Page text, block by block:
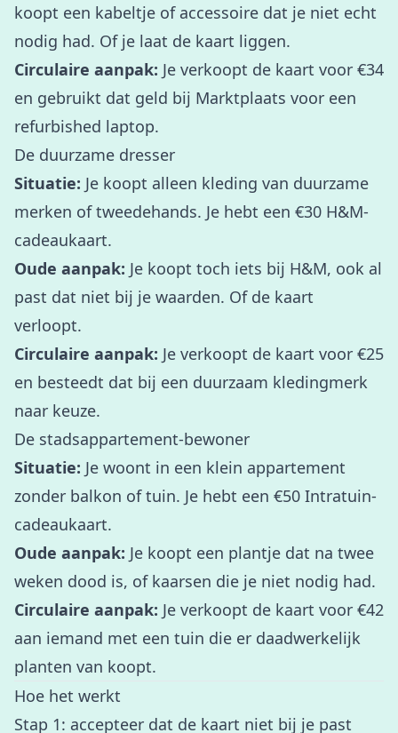
koopt een kabeltje of accessoire dat je niet echt
nodig had. Of je laat de kaart liggen.
Circulaire aanpak: Je verkoopt de kaart voor €34
en gebruikt dat geld bij Marktplaats voor een
refurbished laptop.
De duurzame dresser
Situatie: Je koopt alleen kleding van duurzame
merken of tweedehands. Je hebt een €30 H&M-
cadeaukaart.
Oude aanpak: Je koopt toch iets bij H&M, ook al
past dat niet bij je waarden. Of de kaart
verloopt.
Circulaire aanpak: Je verkoopt de kaart voor €25
en besteedt dat bij een duurzaam kledingmerk
naar keuze.
De stadsappartement-bewoner
Situatie: Je woont in een klein appartement
zonder balkon of tuin. Je hebt een €50 Intratuin-
cadeaukaart.
Oude aanpak: Je koopt een plantje dat na twee
weken dood is, of kaarsen die je niet nodig had.
Circulaire aanpak: Je verkoopt de kaart voor €42
aan iemand met een tuin die er daadwerkelijk
planten van koopt.
Hoe het werkt
Stap 1: accepteer dat de kaart niet bij je past